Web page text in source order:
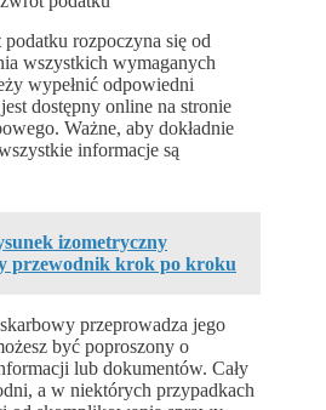
rozpoczyna się od
wszystkich wymaganych
wypełnić odpowiedni
dostępny online na stronie
Ważne, aby dokładnie
informacje są
izometryczny
przewodnik krok po kroku
przeprowadza jego
być poproszony o
lub dokumentów. Cały
a w niektórych przypadkach